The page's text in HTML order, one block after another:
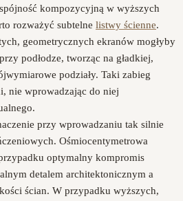
kompozycyjną w wyższych
rozważyć subtelne listwy ścienne.
geometrycznych ekranów mogłyby
podłodze, tworząc na gładkiej,
podziały. Taki zabieg
nie wprowadzając do niej
przy wprowadzaniu tak silnie
Ośmiocentymetrowa
optymalny kompromis
detalem architektonicznym a
ścian. W przypadku wyższych,